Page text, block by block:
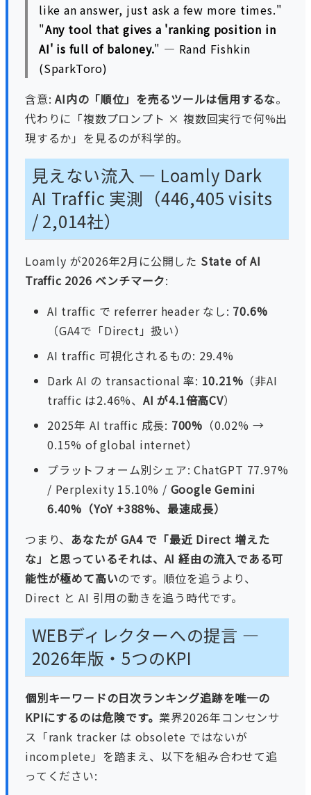
like an answer, just ask a few more times."
"Any tool that gives a 'ranking position in
AI' is full of baloney." — Rand Fishkin
(SparkToro)
含意:AI内の「順位」を売るツールは信用するな。
代わりに「複数プロンプト × 複数回実行で何%出
現するか」を見るのが科学的。
見えない流入 — Loamly Dark
AI Traffic 実測（446,405 visits
/ 2,014社）
Loamly が2026年2月に公開した State of AI
Traffic 2026 ベンチマーク:
AI traffic で referrer header なし: 70.6%
（GA4で「Direct」扱い）
AI traffic 可視化されるもの: 29.4%
Dark AI の transactional 率: 10.21% （非AI
traffic は2.46%、 AI が4.1倍高CV）
2025年 AI traffic 成長: 700% （0.02% →
0.15% of global internet）
プラットフォーム別シェア: ChatGPT 77.97%
/ Perplexity 15.10% / Google Gemini
6.40%（YoY +388%、最速成長）
つまり、 あなたが GA4 で「最近 Direct 増えた
な」と思っているそれは、AI 経由の流入である可
能性が極めて高いのです。順位を追うより、
Direct と AI 引用の動きを追う時代です。
WEBディレクターへの提言 —
2026年版・5つのKPI
個別キーワードの日次ランキング追跡を唯一の
KPIにするのは危険です。 業界2026年コンセンサ
ス「rank tracker は obsolete ではないが
incomplete」を踏まえ、以下を組み合わせて追
ってください: